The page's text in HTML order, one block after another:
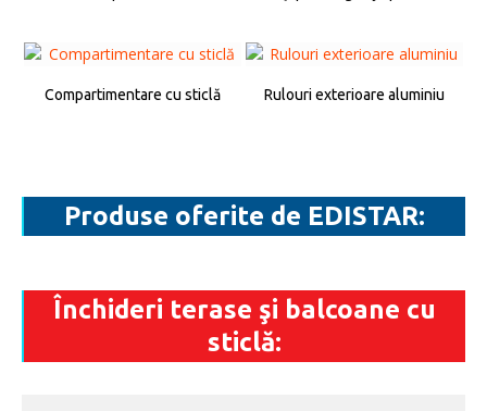
Compartimentare cu sticlă Rulouri exterioare aluminiu
Produse oferite de EDISTAR:
Închideri terase şi balcoane cu
sticlă: